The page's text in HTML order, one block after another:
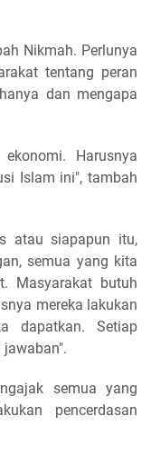
Nikmah. Perlunya
tentang peran
dan mengapa
Harusnya
Islam ini", tambah
atau siapapun itu,
semua yang kita
Masyarakat butuh
mereka lakukan
dapatkan. Setiap
semua yang
pencerdasan